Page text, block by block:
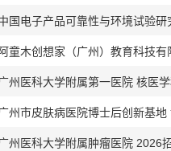
童木创想家（广州）教育科技有
州医科大学附属第一医院 核医
州市皮肤病医院博士后创新基地
州医科大学附属肿瘤医院 2026